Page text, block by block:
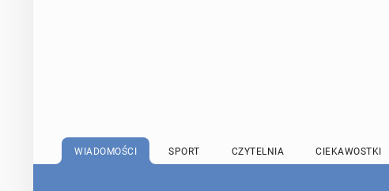
WIADOMOŚCI SPORT CZYTELNIA CIEKAWOSTKI